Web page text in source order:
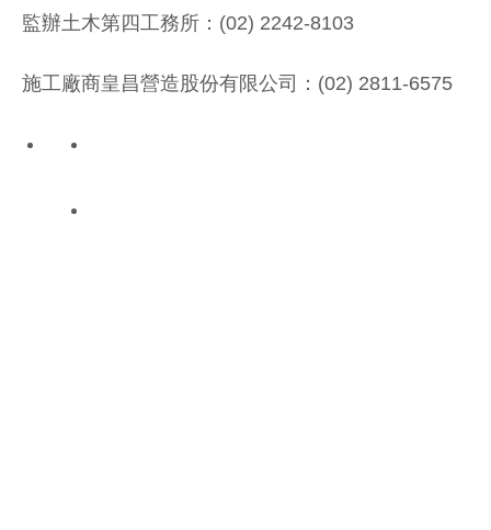
監辦土木第四工務所：(02) 2242-8103
施工廠商皇昌營造股份有限公司：(02) 2811-6575